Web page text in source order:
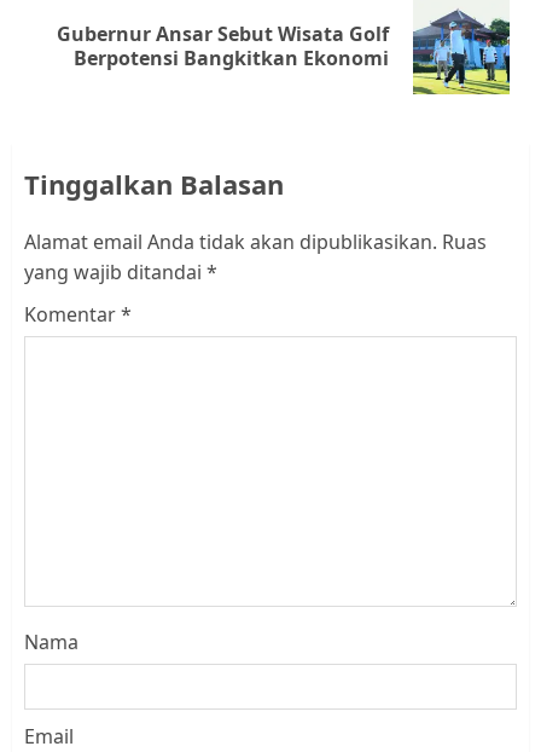
Next
post:
Gubernur Ansar Sebut Wisata Golf
Berpotensi Bangkitkan Ekonomi
Tinggalkan Balasan
Alamat email Anda tidak akan dipublikasikan. Ruas
yang wajib ditandai *
Komentar*
Nama
Email